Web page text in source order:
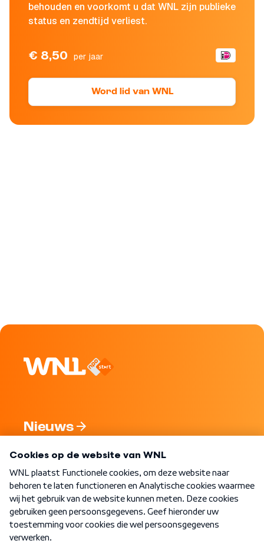
behouden en voorkomt u dat WNL zijn publieke
status en zendtijd verliest.
€ 8,50 per jaar
Word lid van WNL
Nieuws
Nieuwsbrief
Word Lid